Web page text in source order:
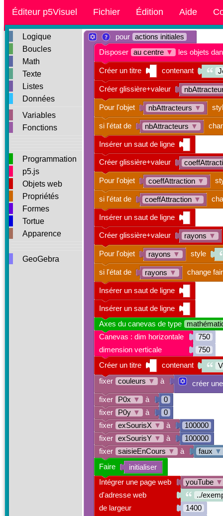
Éditeur p5Visuel Fichier Édition Aide
Logique
Boucles
Math
Texte
Listes
Données
Variables
Fonctions
Programmation
p5.js
Objets web
Propriétés
Formes
Tortue
Apparence
GeoGebra
nbAttracteurs ▼
nbAttracteurs ▼
coeffAttraction ▼
coeffAttraction ▼
rayons ▼
rayons ▼
rayons ▼
750
750
créer
0
0
100000
100000
faux ▼
initialiser
youTube ▼
../
1400
Intégrer une page web
d'adresse web
de largeur
Faire
fixer saisieEnCours ▼ à
fixer exSourisY ▼ à
fixer exSourisX ▼ à
fixer P0y ▼ à
fixer P0x ▼ à
fixer couleurs ▼ à
Créer un titre contenant
Canevas : dim horizontale
dimension verticale
Axes du canevas de type
Insérer un saut de ligne
Insérer un saut de ligne
si l'état de change
Pour l'objet style
Créer glissière+valeur
Insérer un saut de ligne
si l'état de
Pour l'objet
Créer glissière+valeur
Insérer un saut de ligne
si l'état de
Pour l'objet
Créer glissière+valeur
Créer un titre contenant
Disposer au centre ▼ les objets
pour actions initiales